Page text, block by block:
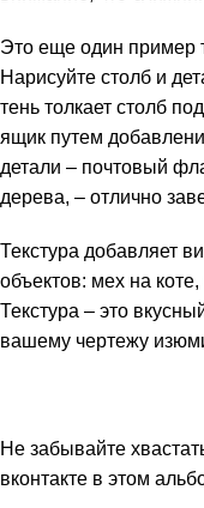
Это еще один пример
Нарисуйте столб и
тень толкает столб
ящик путем
детали – почтовый
дерева, – отлично
Текстура добавляет
объектов: мех на
Текстура – это
вашему чертежу
Не забывайте
вконтакте в этом